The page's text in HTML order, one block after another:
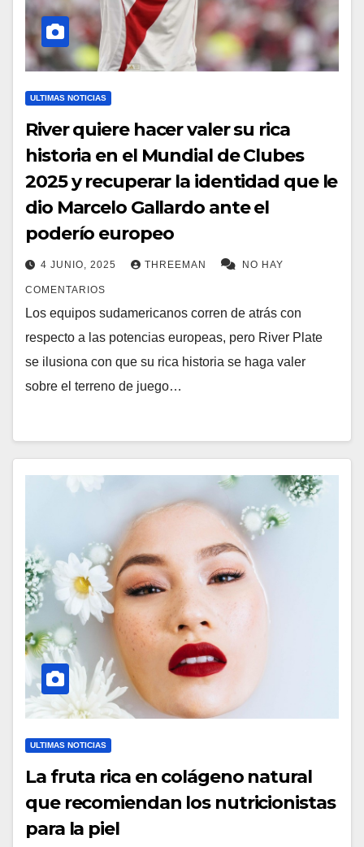
ULTIMAS NOTICIAS
River quiere hacer valer su rica
historia en el Mundial de Clubes
2025 y recuperar la identidad que le
dio Marcelo Gallardo ante el
poderío europeo
4 JUNIO, 2025 THREEMAN NO HAY
COMENTARIOS
Los equipos sudamericanos corren de atrás con
respecto a las potencias europeas, pero River Plate
se ilusiona con que su rica historia se haga valer
sobre el terreno de juego…
ULTIMAS NOTICIAS
La fruta rica en colágeno natural
que recomiendan los nutricionistas
para la piel